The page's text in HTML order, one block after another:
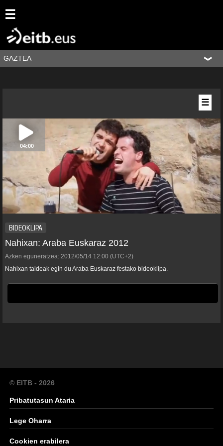
☰
GAZTEA
04:00
BIDEOKLIPA
Nahixan: Araba Euskaraz 2012
Azken eguneratzea: 2012/05/14 12:00 (UTC+2)
Nahixan taldeak egin du Araba Euskaraz festako bideoklipa.
☰
© EITB - 2026
Pribatutasun Ataria
Lege Oharra
Cookien erabilera